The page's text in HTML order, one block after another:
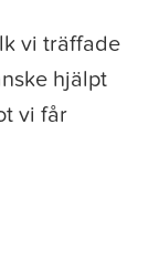
vi träffade
hjälpt
vi får